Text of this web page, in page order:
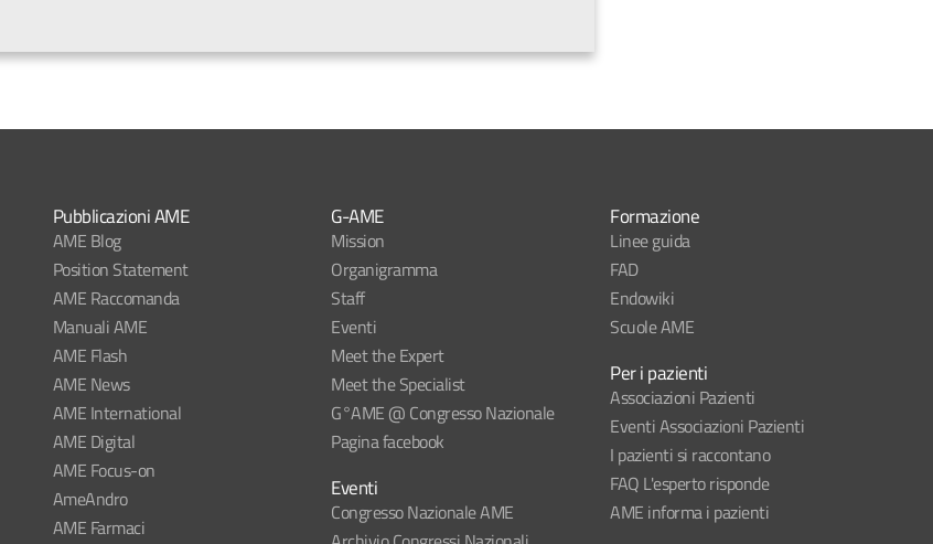
G-AME
Mission
Organigramma
Staff
Eventi
Meet the Expert
Meet the Specialist
G°AME @ Congresso Nazionale
Pagina facebook
Eventi
Congresso Nazionale AME
Pubblicazioni AME
AME Blog
Position Statement
AME Raccomanda
Manuali AME
AME Flash
AME News
AME International
AME Digital
AME Focus-on
AmeAndro
AME Farmaci
Formazione
Linee guida
FAD
Endowiki
Scuole AME
Per i pazienti
Associazioni Pazienti
Eventi Associazioni Pazienti
I pazienti si raccontano
FAQ L'esperto risponde
AME informa i pazienti